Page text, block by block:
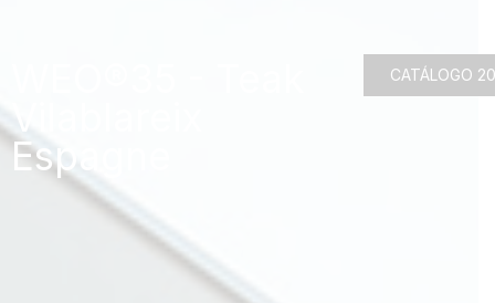
Espagne
CATÁLOGO